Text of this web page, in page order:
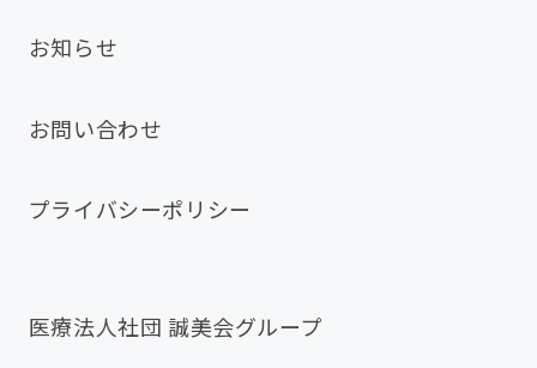
お知らせ
お問い合わせ
プライバシーポリシー
医療法人社団 誠美会グループ